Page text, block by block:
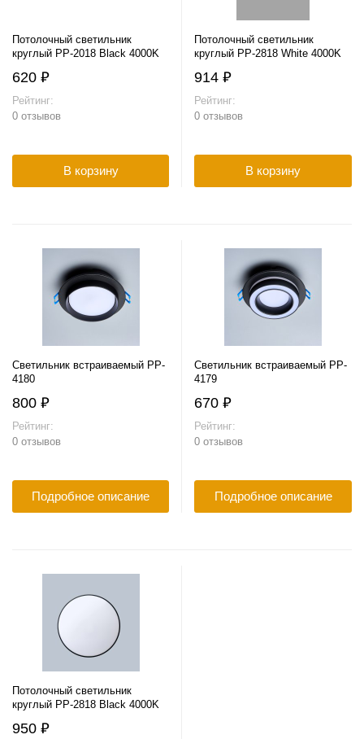
Потолочный светильник
круглый PP-2018 Black 4000K
620 ₽
Рейтинг:
0 отзывов
В корзину
Потолочный светильник
круглый PP-2818 White 4000K
914 ₽
Рейтинг:
0 отзывов
В корзину
Светильник встраиваемый PP-
4180
800 ₽
Рейтинг:
0 отзывов
Подробное описание
Светильник встраиваемый PP-
4179
670 ₽
Рейтинг:
0 отзывов
Подробное описание
Потолочный светильник
круглый PP-2818 Black 4000K
950 ₽